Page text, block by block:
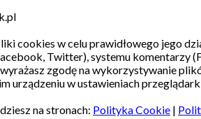
cookies w celu prawidłowego jego
Twitter), systemu komentarzy
zgodę na wykorzystywanie
urządzeniu w ustawieniach
na stronach: Polityka Cookie |